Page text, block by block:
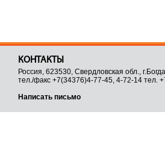
КОНТАКТЫ
Россия, 623530, Свердловская обл.,
тел./факс +7(34376)4-77-45, 4-72-14 тел.
Написать письмо